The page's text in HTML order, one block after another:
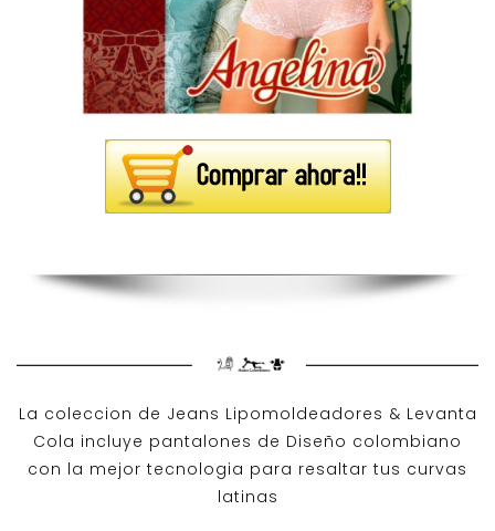
La coleccion de Jeans Lipomoldeadores & Levanta
Cola incluye pantalones de Diseño colombiano
con la mejor tecnologia para resaltar tus curvas
latinas